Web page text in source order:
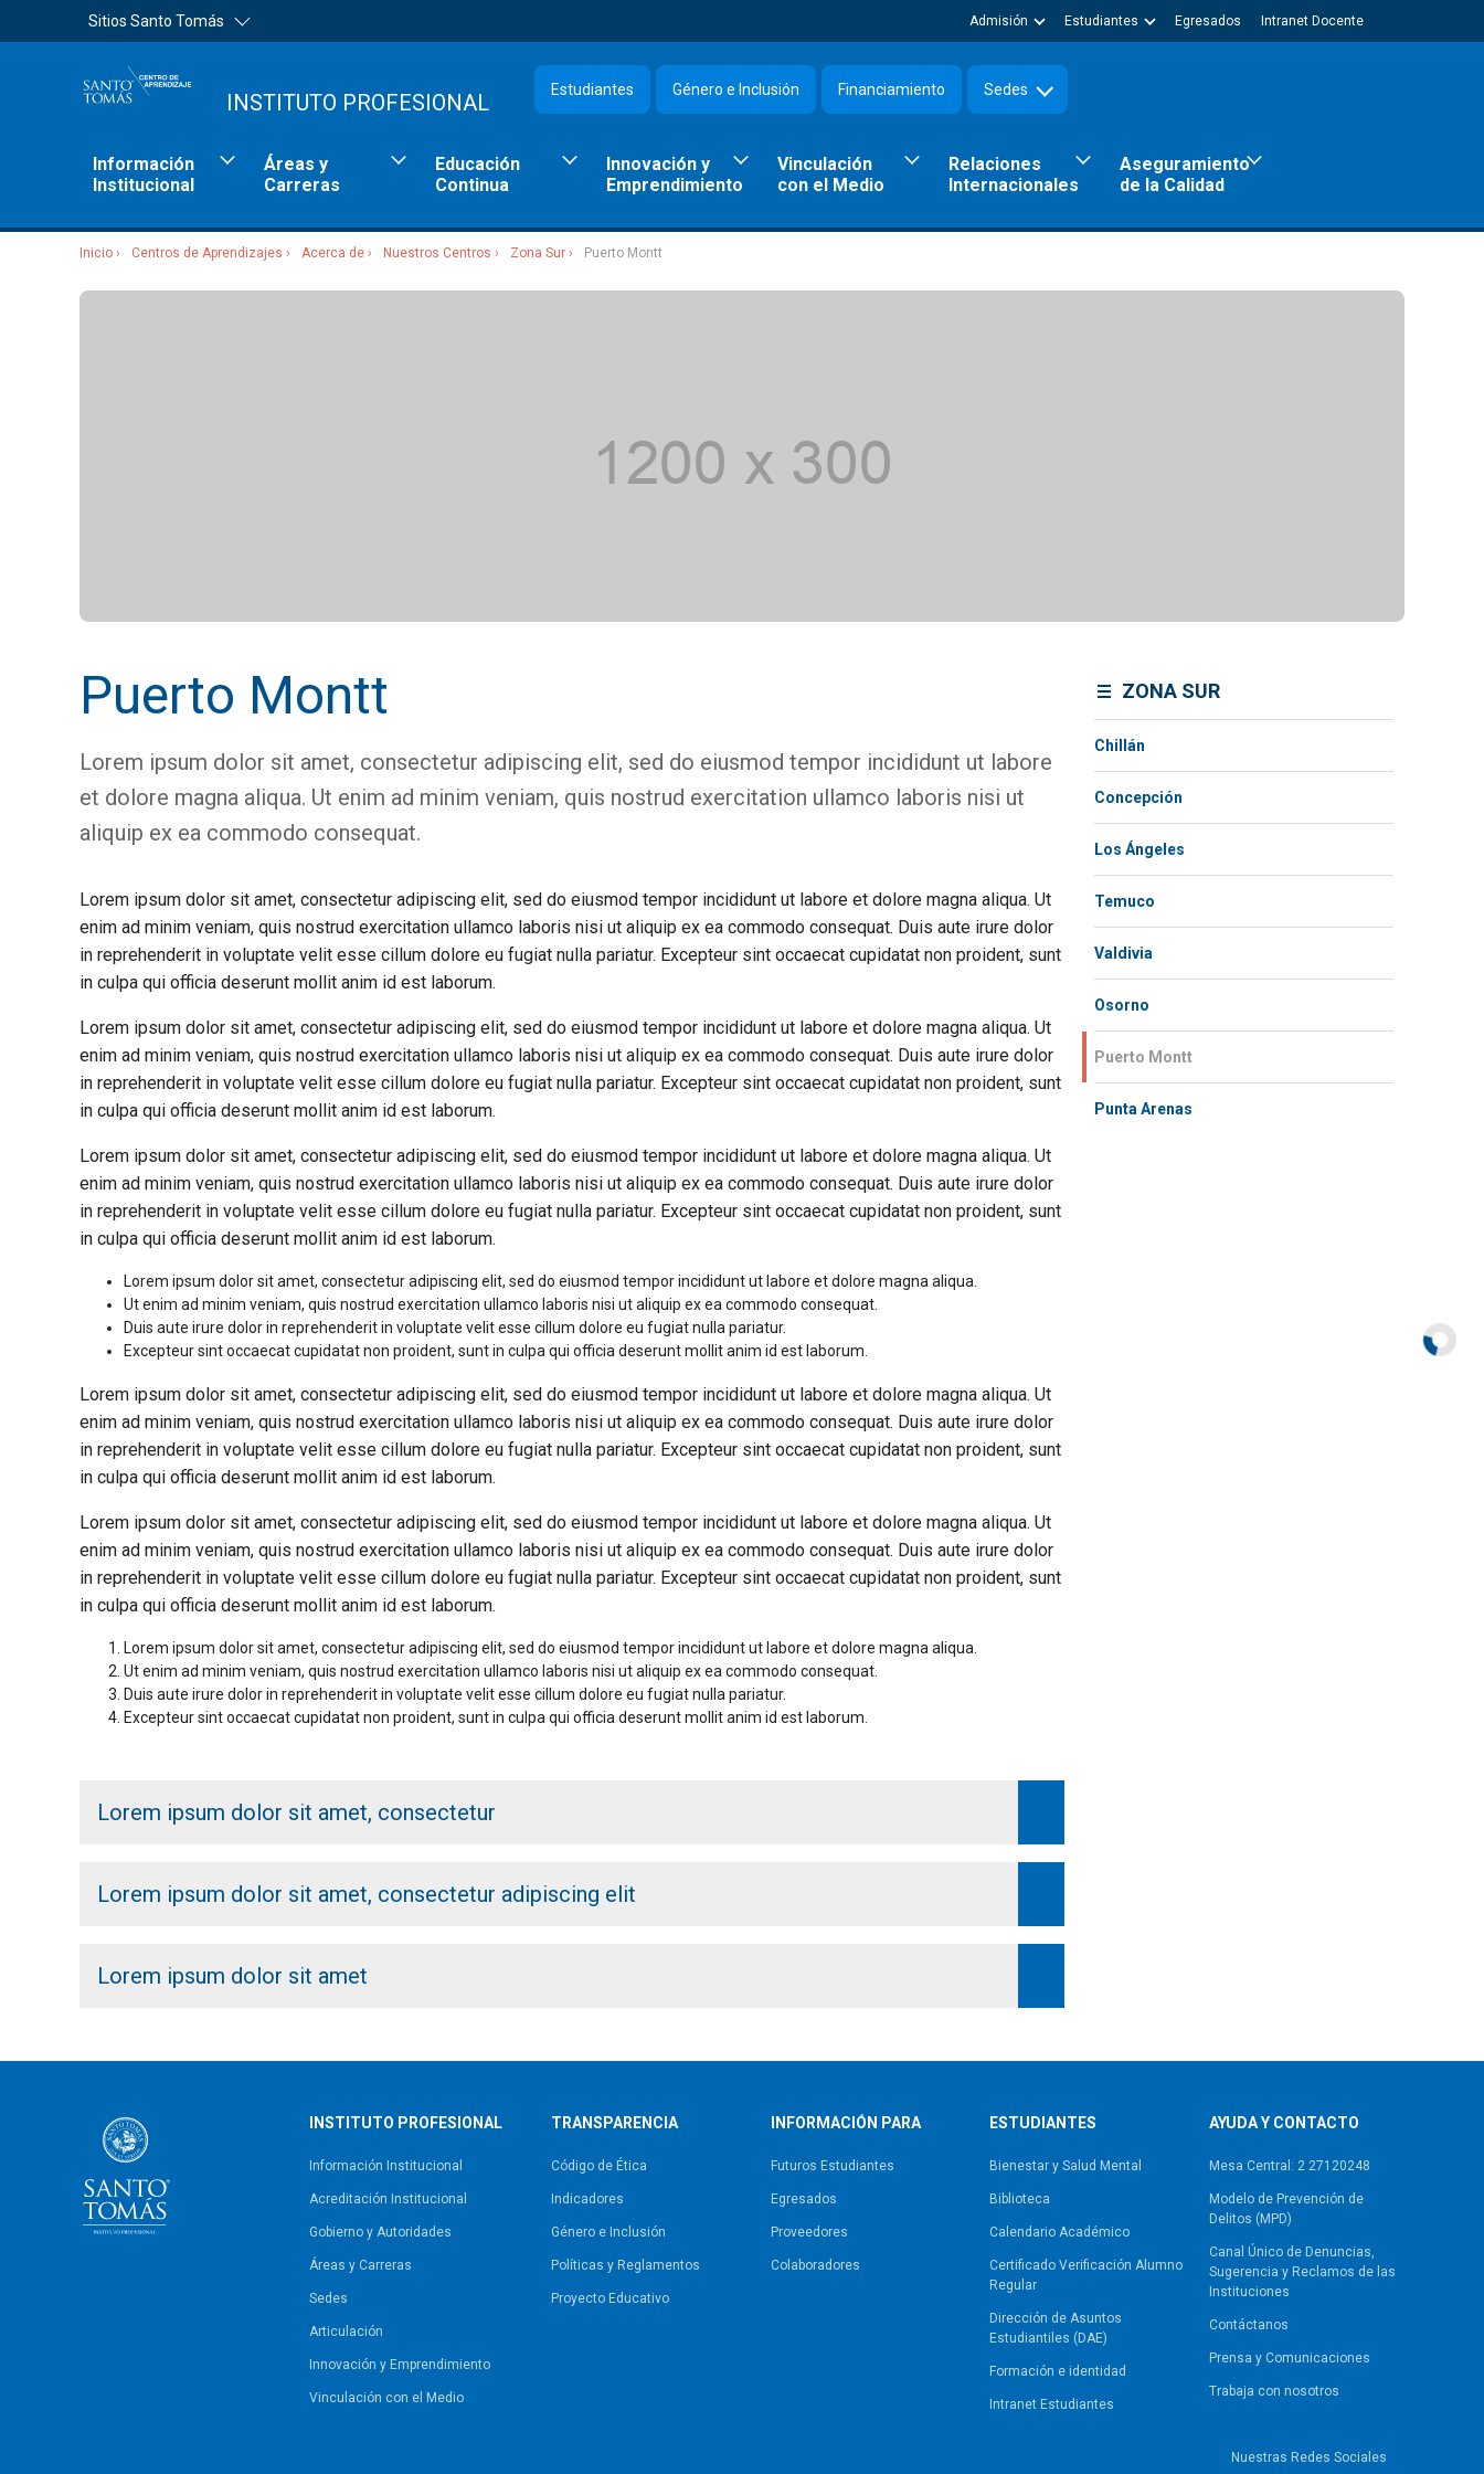
Sitios Santo Tomás Intranet Docente
Egresados
Estudiantes
Admisión
Estudiantes Género e Inclusión Financiamiento Sedes
INSTITUTO PROFESIONAL
Información
Institucional
Áreas y
Carreras
Educación
Continua
Innovación y
Emprendimiento
Vinculación
con el Medio
Relaciones
Internacionales
Aseguramiento
de la Calidad
Inicio Centros de Aprendizajes Acerca de Nuestros Centros Zona Sur Puerto Montt
Puerto Montt
Lorem ipsum dolor sit amet, consectetur adipiscing elit, sed do eiusmod tempor incididunt ut labore
et dolore magna aliqua. Ut enim ad minim veniam, quis nostrud exercitation ullamco laboris nisi ut
aliquip ex ea commodo consequat.
Lorem ipsum dolor sit amet, consectetur adipiscing elit, sed do eiusmod tempor incididunt ut labore et dolore magna aliqua. Ut
enim ad minim veniam, quis nostrud exercitation ullamco laboris nisi ut aliquip ex ea commodo consequat. Duis aute irure dolor
in reprehenderit in voluptate velit esse cillum dolore eu fugiat nulla pariatur. Excepteur sint occaecat cupidatat non proident, sunt
in culpa qui officia deserunt mollit anim id est laborum.
Lorem ipsum dolor sit amet, consectetur adipiscing elit, sed do eiusmod tempor incididunt ut labore et dolore magna aliqua. Ut
enim ad minim veniam, quis nostrud exercitation ullamco laboris nisi ut aliquip ex ea commodo consequat. Duis aute irure dolor
in reprehenderit in voluptate velit esse cillum dolore eu fugiat nulla pariatur. Excepteur sint occaecat cupidatat non proident, sunt
in culpa qui officia deserunt mollit anim id est laborum.
Lorem ipsum dolor sit amet, consectetur adipiscing elit, sed do eiusmod tempor incididunt ut labore et dolore magna aliqua. Ut
enim ad minim veniam, quis nostrud exercitation ullamco laboris nisi ut aliquip ex ea commodo consequat. Duis aute irure dolor
in reprehenderit in voluptate velit esse cillum dolore eu fugiat nulla pariatur. Excepteur sint occaecat cupidatat non proident, sunt
in culpa qui officia deserunt mollit anim id est laborum.
Lorem ipsum dolor sit amet, consectetur adipiscing elit, sed do eiusmod tempor incididunt ut labore et dolore magna aliqua.
Ut enim ad minim veniam, quis nostrud exercitation ullamco laboris nisi ut aliquip ex ea commodo consequat.
Duis aute irure dolor in reprehenderit in voluptate velit esse cillum dolore eu fugiat nulla pariatur.
Excepteur sint occaecat cupidatat non proident, sunt in culpa qui officia deserunt mollit anim id est laborum.
Lorem ipsum dolor sit amet, consectetur adipiscing elit, sed do eiusmod tempor incididunt ut labore et dolore magna aliqua. Ut
enim ad minim veniam, quis nostrud exercitation ullamco laboris nisi ut aliquip ex ea commodo consequat. Duis aute irure dolor
in reprehenderit in voluptate velit esse cillum dolore eu fugiat nulla pariatur. Excepteur sint occaecat cupidatat non proident, sunt
in culpa qui officia deserunt mollit anim id est laborum.
Lorem ipsum dolor sit amet, consectetur adipiscing elit, sed do eiusmod tempor incididunt ut labore et dolore magna aliqua. Ut
enim ad minim veniam, quis nostrud exercitation ullamco laboris nisi ut aliquip ex ea commodo consequat. Duis aute irure dolor
in reprehenderit in voluptate velit esse cillum dolore eu fugiat nulla pariatur. Excepteur sint occaecat cupidatat non proident, sunt
in culpa qui officia deserunt mollit anim id est laborum.
Lorem ipsum dolor sit amet, consectetur adipiscing elit, sed do eiusmod tempor incididunt ut labore et dolore magna aliqua.
Ut enim ad minim veniam, quis nostrud exercitation ullamco laboris nisi ut aliquip ex ea commodo consequat.
Duis aute irure dolor in reprehenderit in voluptate velit esse cillum dolore eu fugiat nulla pariatur.
Excepteur sint occaecat cupidatat non proident, sunt in culpa qui officia deserunt mollit anim id est laborum.
Lorem ipsum dolor sit amet, consectetur
Lorem ipsum dolor sit amet, consectetur adipiscing elit
Lorem ipsum dolor sit amet
ZONA SUR
Chillán
Concepción
Los Ángeles
Temuco
Valdivia
Osorno
Puerto Montt
Punta Arenas
INSTITUTO PROFESIONAL
Información Institucional
Acreditación Institucional
Gobierno y Autoridades​
Áreas y Carreras
Sedes
Articulación
Innovación y Emprendimiento
Vinculación con el Medio
TRANSPARENCIA
Código de Ética
Indicadores
Género e Inclusión
Políticas y Reglamentos​
Proyecto Educativo
INFORMACIÓN PARA
Futuros Estudiantes
Egresados
Proveedores
Colaboradores
ESTUDIANTES
Bienestar y Salud Mental
Biblioteca
Calendario Académico
Certificado Verificación Alumno
Regular
Dirección de Asuntos
Estudiantiles (DAE)
Formación e identidad
Intranet Estudiantes
AYUDA Y CONTACTO
Mesa Central: 2 27120248
Modelo de Prevención de
Delitos (MPD)
Canal Único de Denuncias,
Sugerencia y Reclamos de las
Instituciones
Contáctanos
Prensa y Comunicaciones
Trabaja con nosotros
Nuestras Redes Sociales